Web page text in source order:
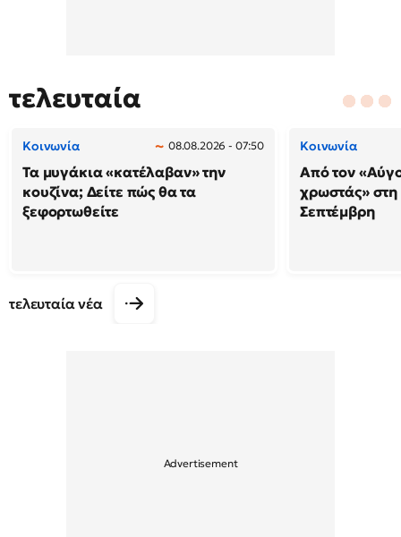
τελευταία
Κοινωνία 08.08.2026 - 07:50
Τα μυγάκια «κατέλαβαν» την
κουζίνα; Δείτε πώς θα τα
ξεφορτωθείτε
Κοινωνία
Από τον
χρωστάς»
Σεπτέμβρη
τελευταία νέα